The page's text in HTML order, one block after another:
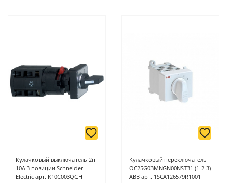
Кулачковый выключатель 2п
10А 3 позиции Schneider
Electric арт. K10C003QCH
Кулачковый переключатель
OC25G03MNGN00NST31 (1-2-3)
ABB арт. 1SCA126579R1001